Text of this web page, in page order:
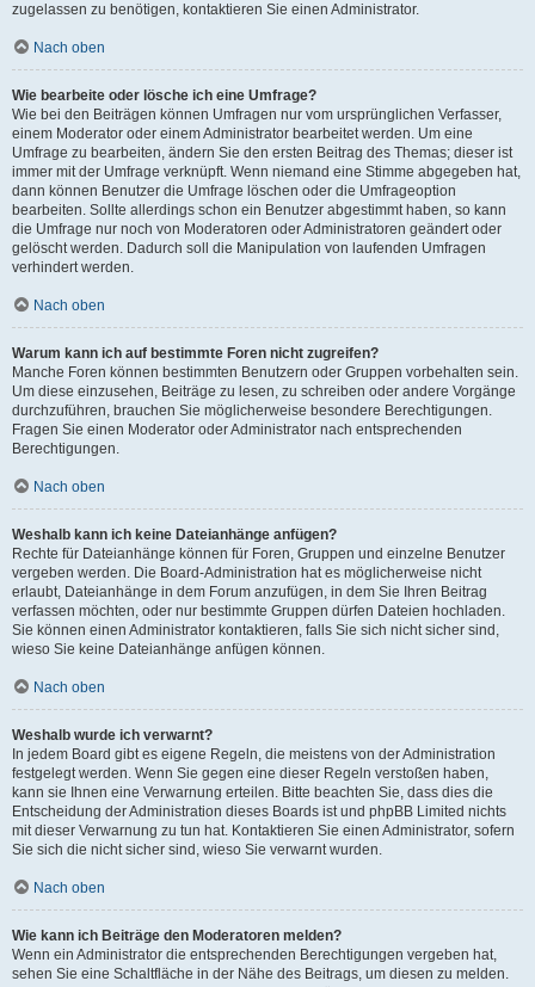
zugelassen zu benötigen, kontaktieren Sie einen Administrator.
Nach oben
Wie bearbeite oder lösche ich eine Umfrage?
Wie bei den Beiträgen können Umfragen nur vom ursprünglichen Verfasser,
einem Moderator oder einem Administrator bearbeitet werden. Um eine
Umfrage zu bearbeiten, ändern Sie den ersten Beitrag des Themas; dieser ist
immer mit der Umfrage verknüpft. Wenn niemand eine Stimme abgegeben hat,
dann können Benutzer die Umfrage löschen oder die Umfrageoption
bearbeiten. Sollte allerdings schon ein Benutzer abgestimmt haben, so kann
die Umfrage nur noch von Moderatoren oder Administratoren geändert oder
gelöscht werden. Dadurch soll die Manipulation von laufenden Umfragen
verhindert werden.
Nach oben
Warum kann ich auf bestimmte Foren nicht zugreifen?
Manche Foren können bestimmten Benutzern oder Gruppen vorbehalten sein.
Um diese einzusehen, Beiträge zu lesen, zu schreiben oder andere Vorgänge
durchzuführen, brauchen Sie möglicherweise besondere Berechtigungen.
Fragen Sie einen Moderator oder Administrator nach entsprechenden
Berechtigungen.
Nach oben
Weshalb kann ich keine Dateianhänge anfügen?
Rechte für Dateianhänge können für Foren, Gruppen und einzelne Benutzer
vergeben werden. Die Board-Administration hat es möglicherweise nicht
erlaubt, Dateianhänge in dem Forum anzufügen, in dem Sie Ihren Beitrag
verfassen möchten, oder nur bestimmte Gruppen dürfen Dateien hochladen.
Sie können einen Administrator kontaktieren, falls Sie sich nicht sicher sind,
wieso Sie keine Dateianhänge anfügen können.
Nach oben
Weshalb wurde ich verwarnt?
In jedem Board gibt es eigene Regeln, die meistens von der Administration
festgelegt werden. Wenn Sie gegen eine dieser Regeln verstoßen haben,
kann sie Ihnen eine Verwarnung erteilen. Bitte beachten Sie, dass dies die
Entscheidung der Administration dieses Boards ist und phpBB Limited nichts
mit dieser Verwarnung zu tun hat. Kontaktieren Sie einen Administrator, sofern
Sie sich die nicht sicher sind, wieso Sie verwarnt wurden.
Nach oben
Wie kann ich Beiträge den Moderatoren melden?
Wenn ein Administrator die entsprechenden Berechtigungen vergeben hat,
sehen Sie eine Schaltfläche in der Nähe des Beitrags, um diesen zu melden.